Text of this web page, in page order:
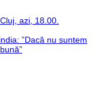
azi, 18.00.
”Dacă nu suntem